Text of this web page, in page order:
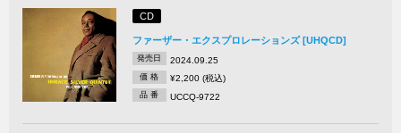
CD
ファーザー・エクスプロレーションズ [UHQCD]
発売日 2024.09.25
価 格 ¥2,200 (税込)
品 番 UCCQ-9722